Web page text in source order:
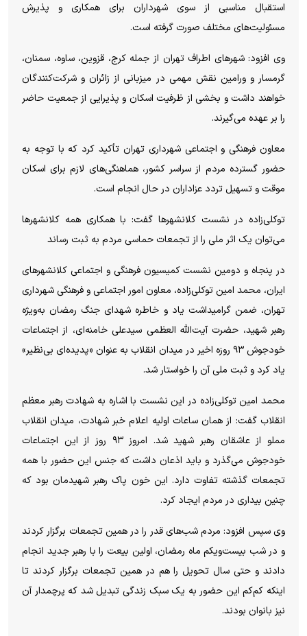
استقبال مناسبی از سوی شهرداران برای همکاری و پذیرش
مسئولیت‌های مختلف صورت گرفته است.
وی افزود: شهرهای اطراف تهران از جمله کرج، قزوین، ساوه، سمنان،
گرمسار و ورامین نقش مهمی در میزبانی از زائران و شرکت‌کنندگان
خواهند داشت و بخشی از ظرفیت اسکان و پذیرایی از جمعیت حاضر
را بر عهده می‌گیرند.
معاون فرهنگی و اجتماعی شهرداری تهران تأکید کرد که با توجه به
حضور گسترده مردم از سراسر کشور، هماهنگی‌های لازم برای اسکان
موقت و تسهیل تردد عزاداران در حال انجام است.
توکلی‌زاده در نشست کلانشهرها گفت: با همکاری همه کلانشهر‌ها
می‌توان یک اثر ملی را از تجمعات حماسی مردم به ثبت رساند
در پنجاه و دومین نشست کمیسیون فرهنگی و اجتماعی کلانشهر‌های
ایران، محمد امین توکلی‌زاده، معاون امور اجتماعی و فرهنگی شهرداری
تهران، ضمن گرامیداشت یاد و خاطره شهدای جنگ رمضان به‌ویژه
رهبر شهید، حضرت آیت‌الله العظمی سیدعلی خامنه‌ای، از اجتماعات
خودجوش ۹۳ روزه اخیر در میدان انقلاب به عنوان «پدیده‌ای بی‌نظیر»
یاد کرد و ثبت ملی آن را خواستار شد.
محمد امین توکلی‌زاده در این نشست با اشاره به شهادت رهبر معظم
انقلاب گفت: از همان ساعات اولیه اعلام خبر شهادت، میدان انقلاب
مملو از عاشقان رهبر شهید شد. امروز ۹۳ روز از این اجتماعات
خودجوش می‌گذرد و باید اذعان داشت که جنس این حضور با همه
تجمعات گذشته تفاوت دارد. این خون پاک رهبر شهیدمان بود که
چنین بیداری در مردم ایجاد کرد.
وی سپس افزود: مردم شب‌های قدر را در همین تجمعات برگزار کردند
و در شب بیست‌ویکم ماه رمضان، اولین بیعت را با رهبر جدید انجام
دادند و حتی سال تحویل را هم در همین تجمعات برگزار کردند تا
اینکه کم‌کم این حضور به یک سبک زندگی تبدیل شد که پرچمدار آن
نیز بانوان بودند.